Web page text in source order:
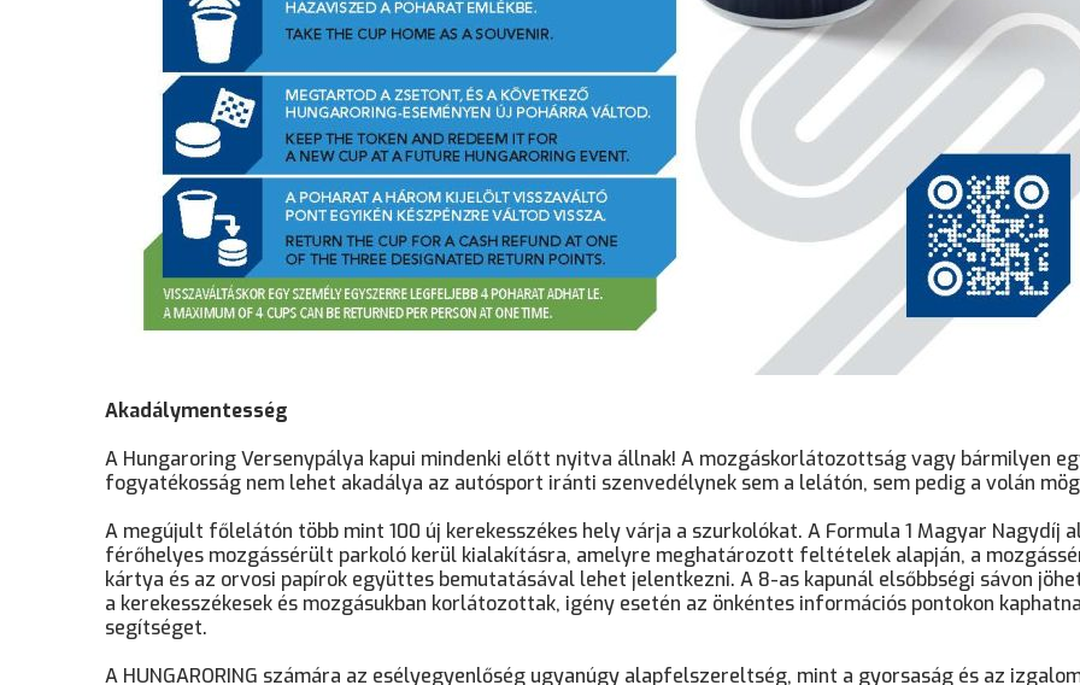
Akadálymentesség
A Hungaroring Versenypálya kapui mindenki előtt nyitva állnak! A mozgáskorlátozottság vagy bármilyen
fogyatékosság nem lehet akadálya az autósport iránti szenvedélynek sem a lelátón, sem pedig a volán
A megújult főlelátón több mint 100 új kerekesszékes hely várja a szurkolókat. A Formula 1 Magyar Nagydíj
férőhelyes mozgássérült parkoló kerül kialakításra, amelyre meghatározott feltételek alapján, a
kártya és az orvosi papírok együttes bemutatásával lehet jelentkezni. A 8-as kapunál elsőbbségi sávon
a kerekesszékesek és mozgásukban korlátozottak, igény esetén az önkéntes információs pontokon
segítséget.
A HUNGARORING számára az esélyegyenlőség ugyanúgy alapfelszereltség, mint a gyorsaság és az